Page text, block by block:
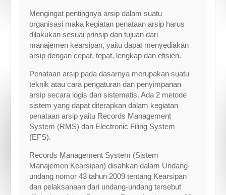
Mengingat pentingnya arsip dalam suatu
organisasi maka kegiatan penataan arsip harus
dilakukan sesuai prinsip dan tujuan dari
manajemen kearsipan, yaitu dapat menyediakan
arsip dengan cepat, tepat, lengkap dan efisien.
Penataan arsip pada dasarnya merupakan suatu
teknik atau cara pengaturan dan penyimpanan
arsip secara logis dan sistematis. Ada 2 metode
sistem yang dapat diterapkan dalam kegiatan
penataan arsip yaitu Records Management
System (RMS) dan Electronic Filing System
(EFS).
Records Management System (Sistem
Manajemen Kearsipan) disahkan dalam Undang-
undang nomor 43 tahun 2009 tentang Kearsipan
dan pelaksanaan dari undang-undang tersebut